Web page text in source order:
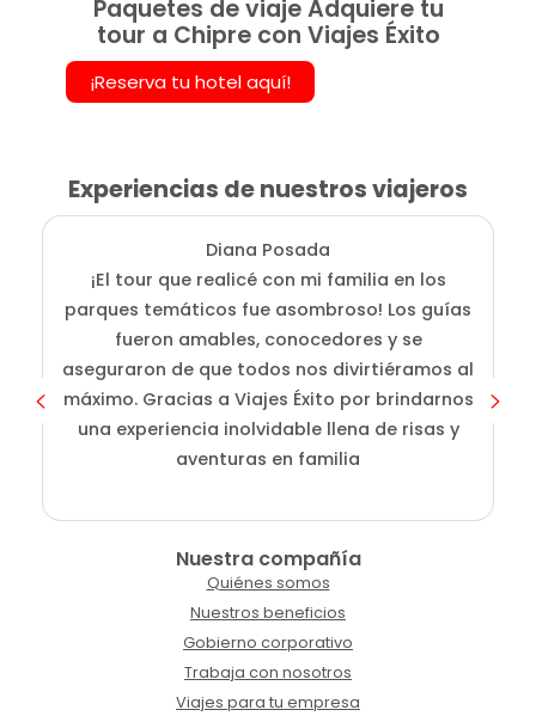
Paquetes de viaje Adquiere tu
tour a Chipre con Viajes Éxito
¡Reserva tu hotel aquí!
Experiencias de nuestros viajeros
Diana Posada
¡El tour que realicé con mi familia en los
parques temáticos fue asombroso! Los guías
fueron amables, conocedores y se
aseguraron de que todos nos divirtiéramos al
máximo. Gracias a Viajes Éxito por brindarnos
una experiencia inolvidable llena de risas y
aventuras en familia
Nuestra compañía
Quiénes somos
Nuestros beneficios
Gobierno corporativo
Trabaja con nosotros
Viajes para tu empresa